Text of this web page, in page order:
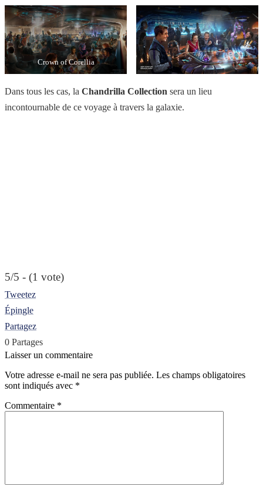
Crown of Corellia
Dans tous les cas, la Chandrilla Collection sera un lieu
incontournable de ce voyage à travers la galaxie.
5/5 - (1 vote)
Tweetez
Épingle
Partagez
0 Partages
Laisser un commentaire
Votre adresse e-mail ne sera pas publiée. Les champs obligatoires
sont indiqués avec *
Commentaire *